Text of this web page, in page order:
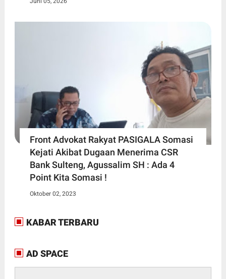
Front Advokat Rakyat PASIGALA Somasi
Kejati Akibat Dugaan Menerima CSR
Bank Sulteng, Agussalim SH : Ada 4
Point Kita Somasi !
Oktober 02, 2023
KABAR TERBARU
AD SPACE